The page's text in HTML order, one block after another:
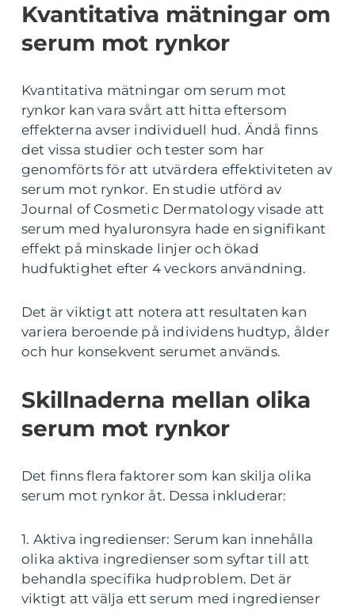
Kvantitativa mätningar om
serum mot rynkor
Kvantitativa mätningar om serum mot
rynkor kan vara svårt att hitta eftersom
effekterna avser individuell hud. Ändå finns
det vissa studier och tester som har
genomförts för att utvärdera effektiviteten av
serum mot rynkor. En studie utförd av
Journal of Cosmetic Dermatology visade att
serum med hyaluronsyra hade en signifikant
effekt på minskade linjer och ökad
hudfuktighet efter 4 veckors användning.
Det är viktigt att notera att resultaten kan
variera beroende på individens hudtyp, ålder
och hur konsekvent serumet används.
Skillnaderna mellan olika
serum mot rynkor
Det finns flera faktorer som kan skilja olika
serum mot rynkor åt. Dessa inkluderar:
1. Aktiva ingredienser: Serum kan innehålla
olika aktiva ingredienser som syftar till att
behandla specifika hudproblem. Det är
viktigt att välja ett serum med ingredienser